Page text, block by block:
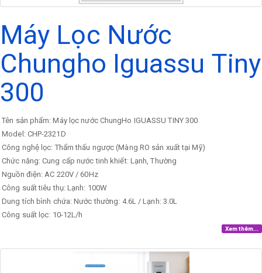
Máy Lọc Nước
Chungho Iguassu Tiny
300
Tên sản phẩm: Máy lọc nước ChungHo IGUASSU TINY 300
Model: CHP-2321D
Công nghệ lọc: Thẩm thấu ngược (Màng RO sản xuất tại Mỹ)
Chức năng: Cung cấp nước tinh khiết: Lạnh, Thường
Nguồn điện: AC 220V / 60Hz
Công suất tiêu thụ: Lạnh: 100W
Dung tích bình chứa: Nước thường: 4.6L / Lạnh: 3.0L
Công suất lọc: 10-12L/h
Xem thêm...